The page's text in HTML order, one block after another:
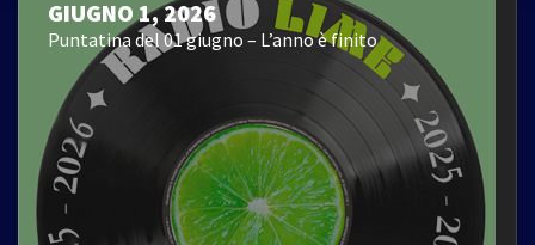
GIUGNO 1, 2026
Puntatina del 01 giugno – L’anno è finito